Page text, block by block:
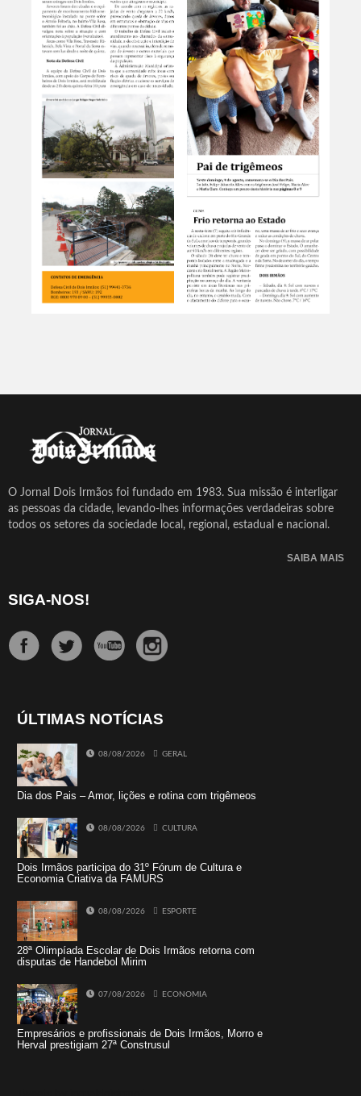
O Jornal Dois Irmãos foi fundado em 1983. Sua missão é interligar
as pessoas da cidade, levando-lhes informações verdadeiras sobre
todos os setores da sociedade local, regional, estadual e nacional.
SAIBA MAIS
SIGA-NOS!
ÚLTIMAS NOTÍCIAS
08/08/2026 GERAL
Dia dos Pais – Amor, lições e rotina com trigêmeos
08/08/2026 CULTURA
Dois Irmãos participa do 31º Fórum de Cultura e
Economia Criativa da FAMURS
08/08/2026 ESPORTE
28ª Olimpíada Escolar de Dois Irmãos retorna com
disputas de Handebol Mirim
07/08/2026 ECONOMIA
Empresários e profissionais de Dois Irmãos, Morro e
Herval prestigiam 27ª Construsul